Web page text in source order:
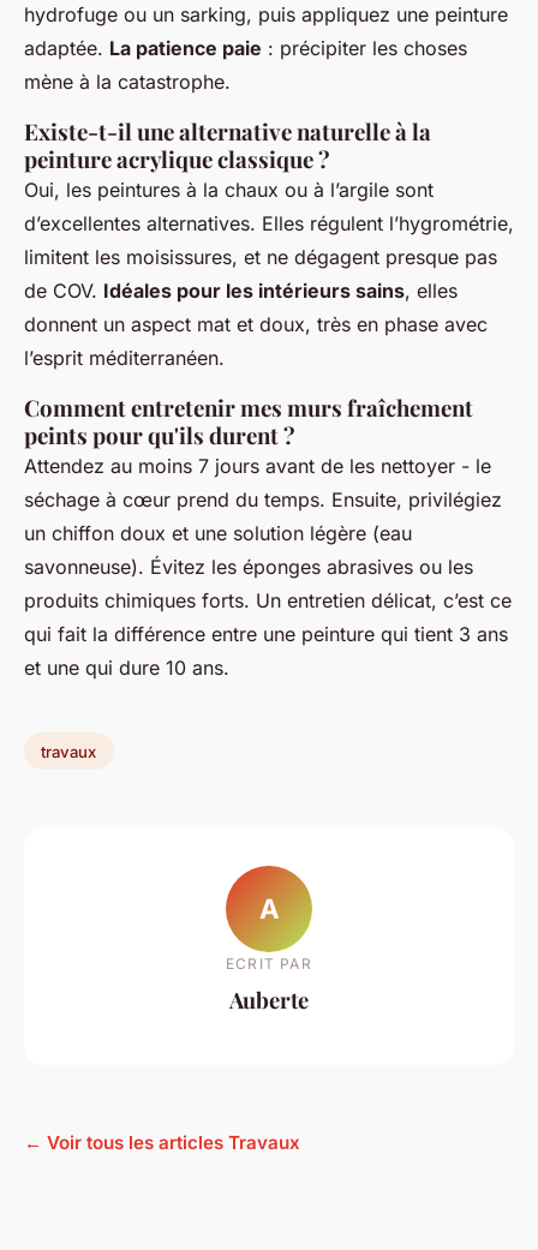
hydrofuge ou un sarking, puis appliquez une peinture
adaptée. La patience paie : précipiter les choses
mène à la catastrophe.
Existe-t-il une alternative naturelle à la
peinture acrylique classique ?
Oui, les peintures à la chaux ou à l’argile sont
d’excellentes alternatives. Elles régulent l’hygrométrie,
limitent les moisissures, et ne dégagent presque pas
de COV. Idéales pour les intérieurs sains, elles
donnent un aspect mat et doux, très en phase avec
l’esprit méditerranéen.
Comment entretenir mes murs fraîchement
peints pour qu'ils durent ?
Attendez au moins 7 jours avant de les nettoyer - le
séchage à cœur prend du temps. Ensuite, privilégiez
un chiffon doux et une solution légère (eau
savonneuse). Évitez les éponges abrasives ou les
produits chimiques forts. Un entretien délicat, c’est ce
qui fait la différence entre une peinture qui tient 3 ans
et une qui dure 10 ans.
travaux
A
ECRIT PAR
Auberte
← Voir tous les articles Travaux